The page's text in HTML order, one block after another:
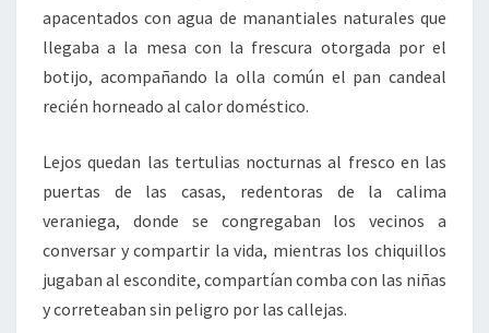
apacentados con agua de manantiales naturales que
llegaba a la mesa con la frescura otorgada por el
botijo, acompañando la olla común el pan candeal
recién horneado al calor doméstico.
Lejos quedan las tertulias nocturnas al fresco en las
puertas de las casas, redentoras de la calima
veraniega, donde se congregaban los vecinos a
conversar y compartir la vida, mientras los chiquillos
jugaban al escondite, compartían comba con las niñas
y correteaban sin peligro por las callejas.